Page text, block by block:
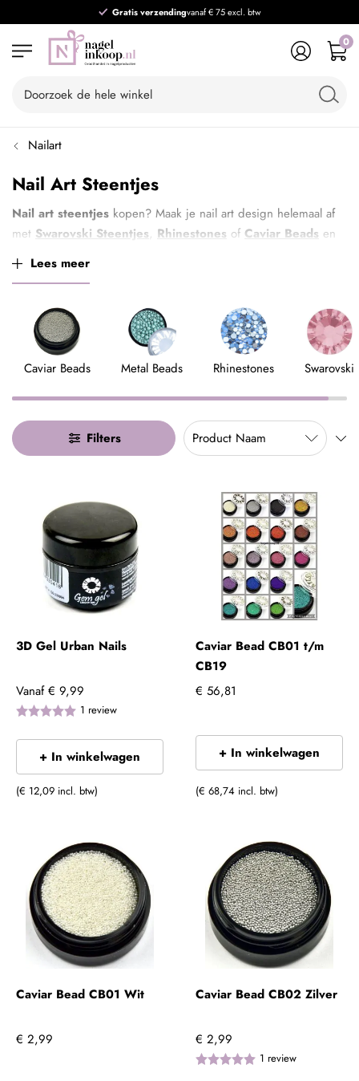
Gratis verzendingvanaf € 75 excl. btw
0
Nailart
Nail Art Steentjes
Nail art steentjes kopen? Maak je nail art design helemaal af
met Swarovski Steentjes, Rhinestones of Caviar Beads en
steentjes.
Lees meer
Caviar Beads Metal Beads Rhinestones Swarovski
Filters
3D Gel Urban Nails
Vanaf € 9,99
1 review
+ In winkelwagen
(€ 12,09 incl. btw)
Caviar Bead CB01 t/m
CB19
€ 56,81
+ In winkelwagen
(€ 68,74 incl. btw)
Caviar Bead CB01 Wit
€ 2,99
Caviar Bead CB02 Zilver
€ 2,99
1 review